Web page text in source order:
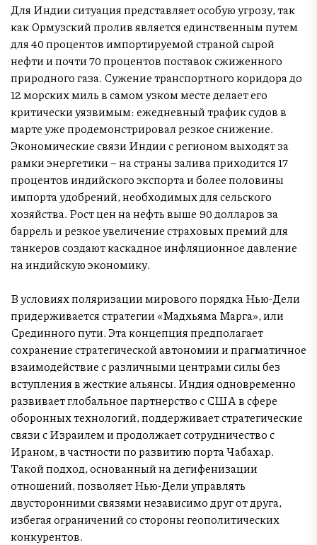
Для Индии ситуация представляет особую угрозу, так
как Ормузский пролив является единственным путем
для 40 процентов импортируемой страной сырой
нефти и почти 70 процентов поставок сжиженного
природного газа. Сужение транспортного коридора до
12 морских миль в самом узком месте делает его
критически уязвимым: ежедневный трафик судов в
марте уже продемонстрировал резкое снижение.
Экономические связи Индии с регионом выходят за
рамки энергетики – на страны залива приходится 17
процентов индийского экспорта и более половины
импорта удобрений, необходимых для сельского
хозяйства. Рост цен на нефть выше 90 долларов за
баррель и резкое увеличение страховых премий для
танкеров создают каскадное инфляционное давление
на индийскую экономику.
В условиях поляризации мирового порядка Нью-Дели
придерживается стратегии «Мадхьяма Марга», или
Срединного пути. Эта концепция предполагает
сохранение стратегической автономии и прагматичное
взаимодействие с различными центрами силы без
вступления в жесткие альянсы. Индия одновременно
развивает глобальное партнерство с США в сфере
оборонных технологий, поддерживает стратегические
связи с Израилем и продолжает сотрудничество с
Ираном, в частности по развитию порта Чабахар.
Такой подход, основанный на дегифенизации
отношений, позволяет Нью-Дели управлять
двусторонними связями независимо друг от друга,
избегая ограничений со стороны геополитических
конкурентов.